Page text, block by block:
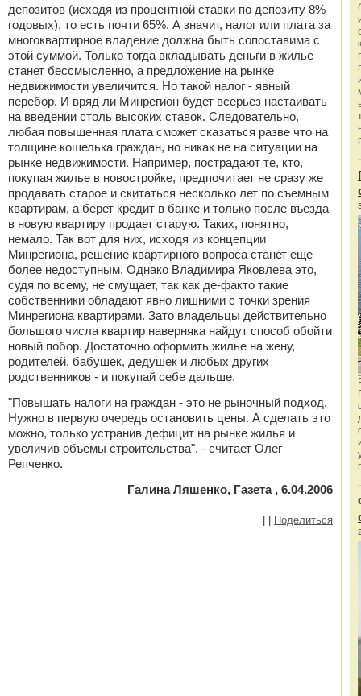
депозитов (исходя из процентной ставки по депозиту 8%
годовых), то есть почти 65%. А значит, налог или плата за
многоквартирное владение должна быть сопоставима с
этой суммой. Только тогда вкладывать деньги в жилье
станет бессмысленно, а предложение на рынке
недвижимости увеличится. Но такой налог - явный
перебор. И вряд ли Минрегион будет всерьез настаивать
на введении столь высоких ставок. Следовательно,
любая повышенная плата сможет сказаться разве что на
толщине кошелька граждан, но никак не на ситуации на
рынке недвижимости. Например, пострадают те, кто,
покупая жилье в новостройке, предпочитает не сразу же
продавать старое и скитаться несколько лет по съемным
квартирам, а берет кредит в банке и только после въезда
в новую квартиру продает старую. Таких, понятно,
немало. Так вот для них, исходя из концепции
Минрегиона, решение квартирного вопроса станет еще
более недоступным. Однако Владимира Яковлева это,
судя по всему, не смущает, так как де-факто такие
собственники обладают явно лишними с точки зрения
Минрегиона квартирами. Зато владельцы действительно
большого числа квартир наверняка найдут способ обойти
новый побор. Достаточно оформить жилье на жену,
родителей, бабушек, дедушек и любых других
родственников - и покупай себе дальше.
"Повышать налоги на граждан - это не рыночный подход.
Нужно в первую очередь остановить цены. А сделать это
можно, только устранив дефицит на рынке жилья и
увеличив объемы строительства", - считает Олег
Репченко.
Галина Ляшенко, Газета , 6.04.2006
Поделиться